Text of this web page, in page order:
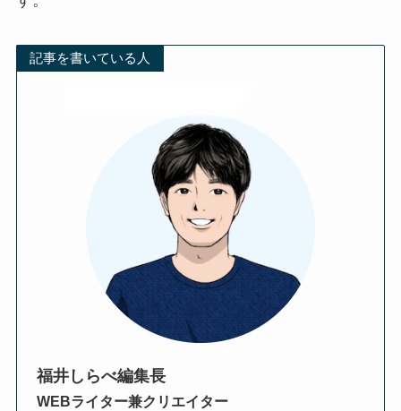
記事を書いている人
福井しらべ編集長
WEBライター兼クリエイター